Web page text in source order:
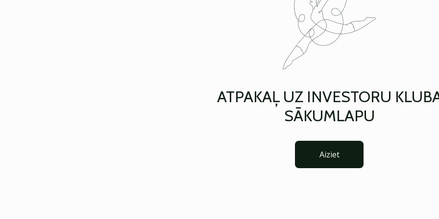
ATPAKAĻ UZ INVESTORU
SĀKUMLAPU
Aiziet